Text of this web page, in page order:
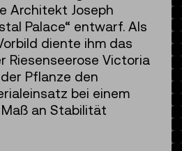
Architekt Joseph
Palace“ entwarf. Als
diente ihm das
Riesenseerose Victoria
Pflanze den
bei einem
an Stabilität